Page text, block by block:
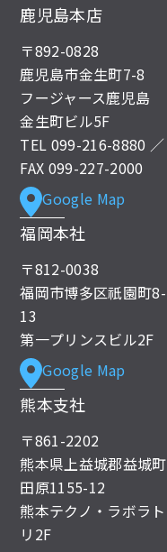
鹿児島本店
〒892-0828
鹿児島市金生町7-8
フージャース鹿児島
金生町ビル5F
TEL 099-216-8880 ／
FAX 099-227-2000
Google Map
福岡本社
〒812-0038
福岡市博多区祇園町8-
13
第一プリンスビル2F
Google Map
熊本支社
〒861-2202
熊本県上益城郡益城町
田原1155-12
熊本テクノ・ラボラト
リ2F